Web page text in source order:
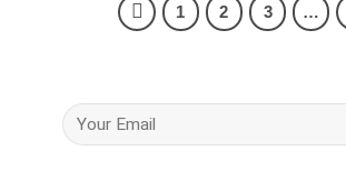
1 2 3 …